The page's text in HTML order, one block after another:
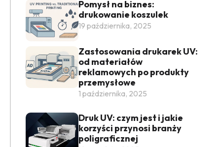
Pomysł na biznes:
drukowanie koszulek
19 października, 2025
Zastosowania drukarek UV:
od materiałów
reklamowych po produkty
przemysłowe
1 października, 2025
Druk UV: czym jest i jakie
korzyści przynosi branży
poligraficznej